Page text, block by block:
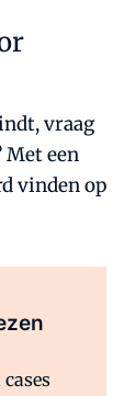
vraag
Met een
vinden op